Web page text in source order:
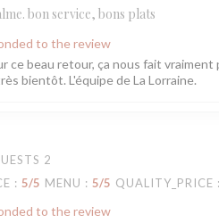
bon service, bons plats
to the review
ce beau retour, ça nous fait vraiment
bientôt. L'équipe de La Lorraine.
2
: 5/5 MENU : 5/5 QUALITY_PRICE
to the review